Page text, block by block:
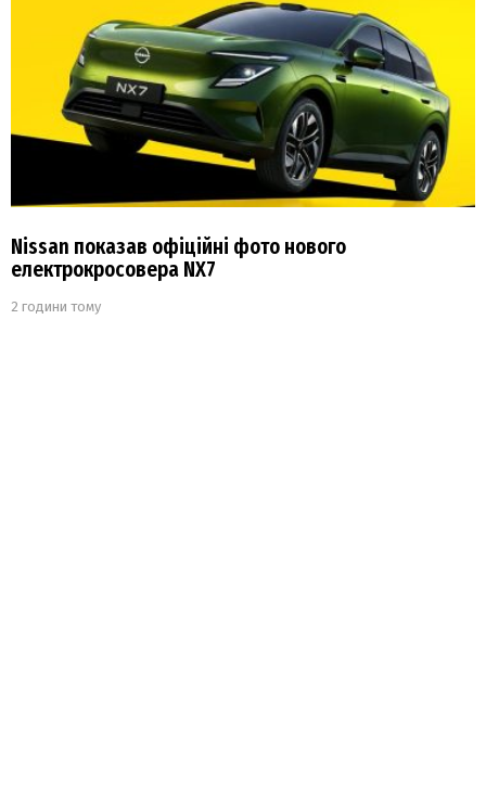
Nissan показав офіційні фото нового
електрокросовера NX7
2 години тому